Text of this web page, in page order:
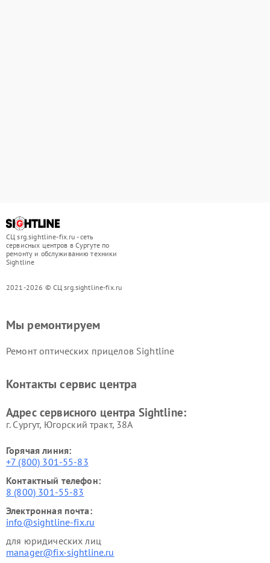
СЦ srg.sightline-fix.ru - сеть
сервисных центров в Сургуте по
ремонту и обслуживанию техники
Sightline
2021-2026 © СЦ srg.sightline-fix.ru
Мы ремонтируем
Ремонт оптических прицелов Sightline
Контакты сервис центра
Адрес сервисного центра Sightline:
г. Сургут, Югорский тракт, 38А
Горячая линия:
+7 (800) 301-55-83
Контактный телефон:
8 (800) 301-55-83
Электронная почта:
info@sightline-fix.ru
для юридических лиц
manager@fix-sightline.ru